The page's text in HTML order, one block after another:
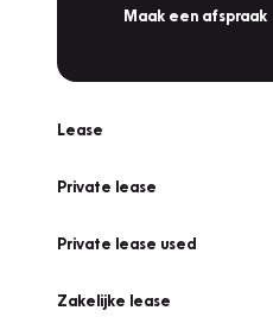
Maak een afspraak
Lease
Private lease
Private lease used
Zakelijke lease